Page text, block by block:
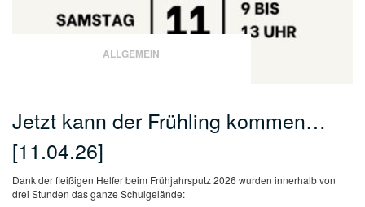
ALLGEMEIN
Jetzt kann der Frühling kommen…
[11.04.26]
Dank der fleißigen Helfer beim Frühjahrsputz 2026 wurden innerhalb von
drei Stunden das ganze Schulgelände: